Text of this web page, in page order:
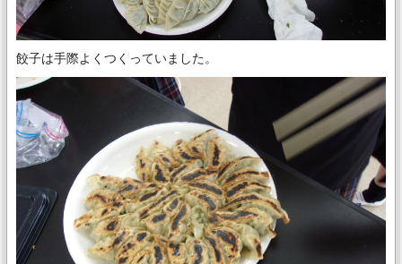
餃子は手際よくつくっていました。